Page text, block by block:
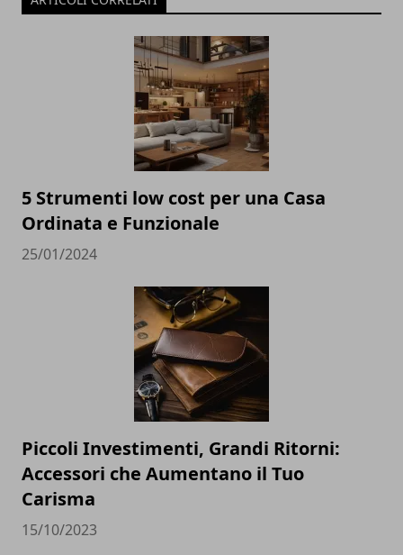
5 Strumenti low cost per una Casa
Ordinata e Funzionale
25/01/2024
Piccoli Investimenti, Grandi Ritorni:
Accessori che Aumentano il Tuo
Carisma
15/10/2023